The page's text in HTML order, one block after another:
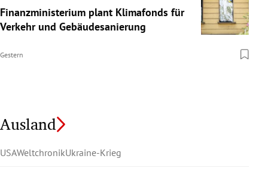
Finanzministerium plant Klimafonds für
Verkehr und Gebäudesanierung
Gestern
Ausland
USAWeltchronikUkraine-Krieg